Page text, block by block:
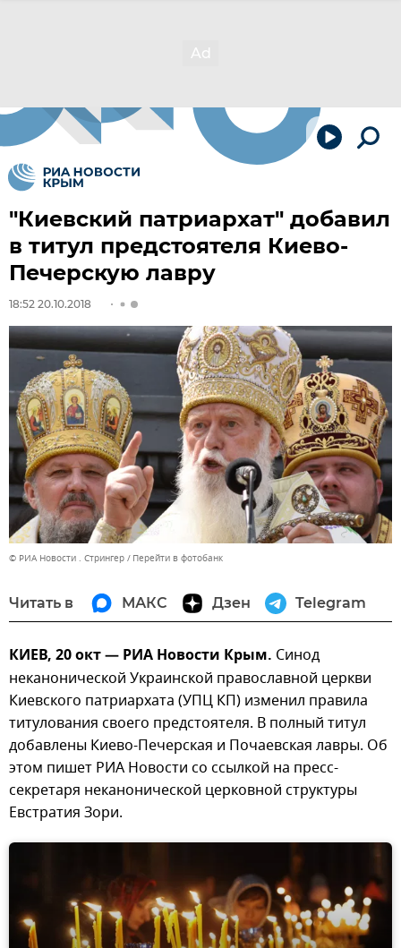
"Киевский патриархат" добавил
в титул предстоятеля Киево-
Печерскую лавру
18:52 20.10.2018
© РИА Новости . Стрингер Перейти в фотобанк
Читать в МАКС Дзен Telegram
КИЕВ, 20 окт — РИА Новости Крым. Синод
неканонической Украинской православной церкви
Киевского патриархата (УПЦ КП) изменил правила
титулования своего предстоятеля. В полный титул
добавлены Киево-Печерская и Почаевская лавры. Об
этом пишет РИА Новости со ссылкой на пресс-
секретаря неканонической церковной структуры
Евстратия Зори.